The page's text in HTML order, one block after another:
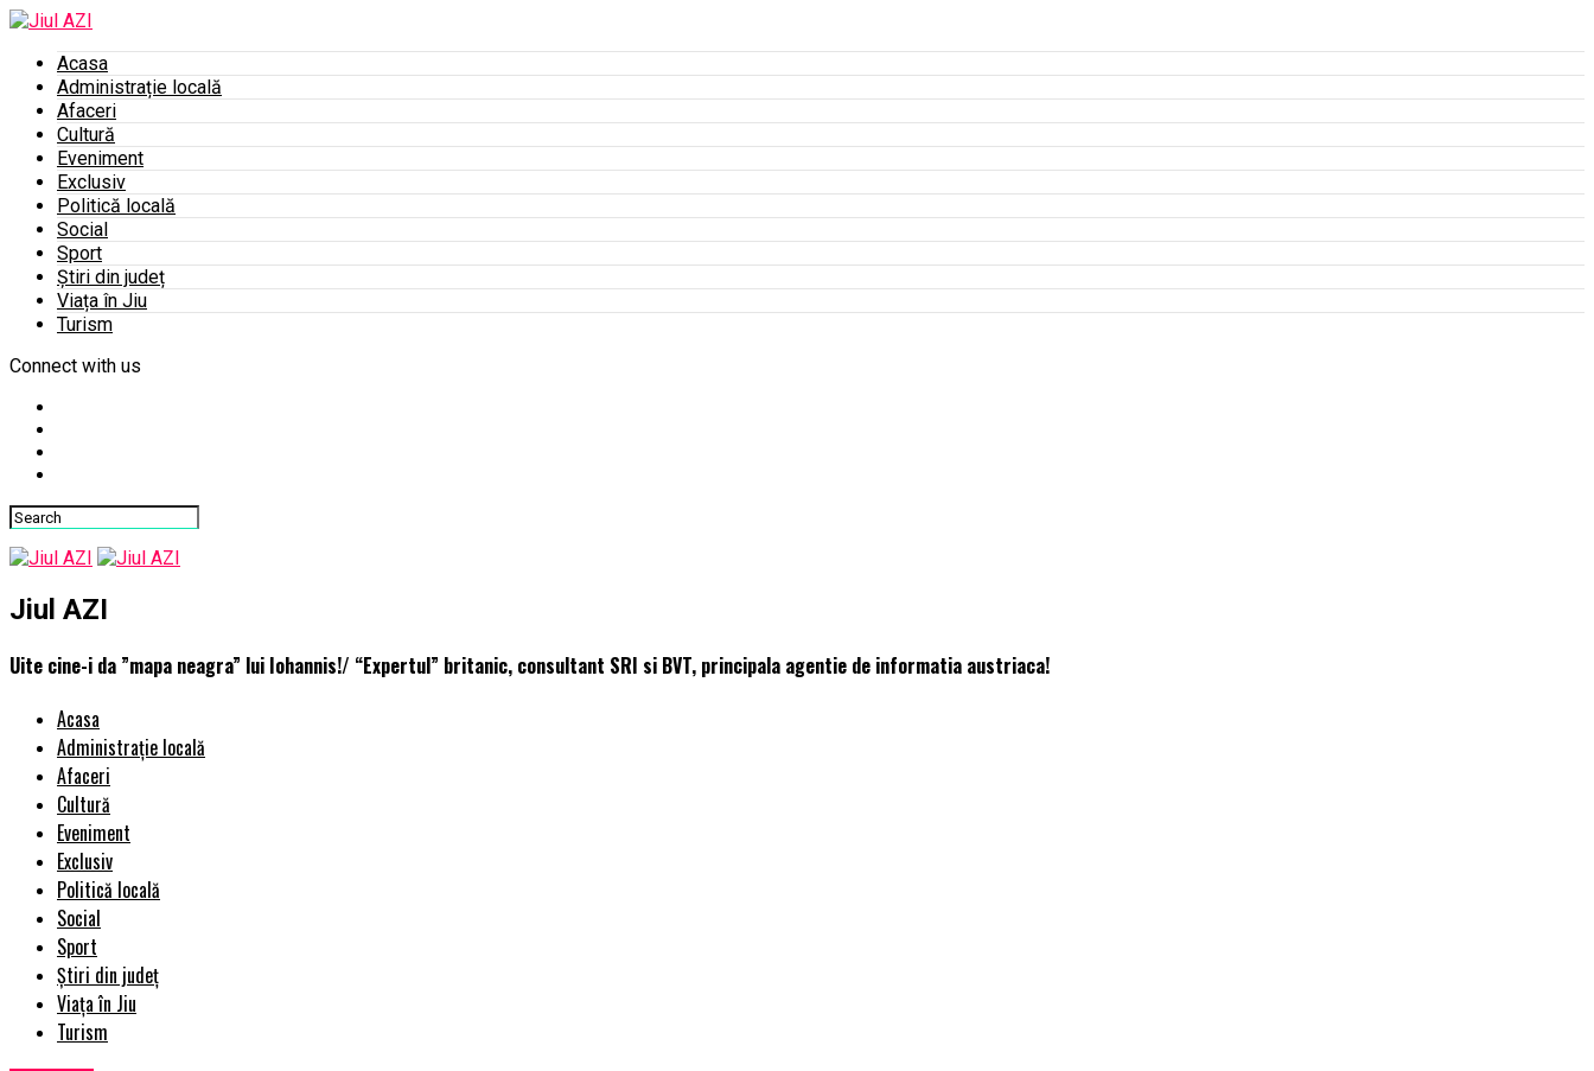
Acasa
Administrație locală
Afaceri
Cultură
Eveniment
Exclusiv
Politică locală
Social
Sport
Știri din județ
Viața în Jiu
Turism
Connect with us
Jiul AZI
Uite cine-i da ”mapa neagra” lui Iohannis!/ “Expertul” britanic, consultant SRI si BVT, principala agentie de informatia austriaca!
Acasa
Administrație locală
Afaceri
Cultură
Eveniment
Exclusiv
Politică locală
Social
Sport
Știri din județ
Viața în Jiu
Turism